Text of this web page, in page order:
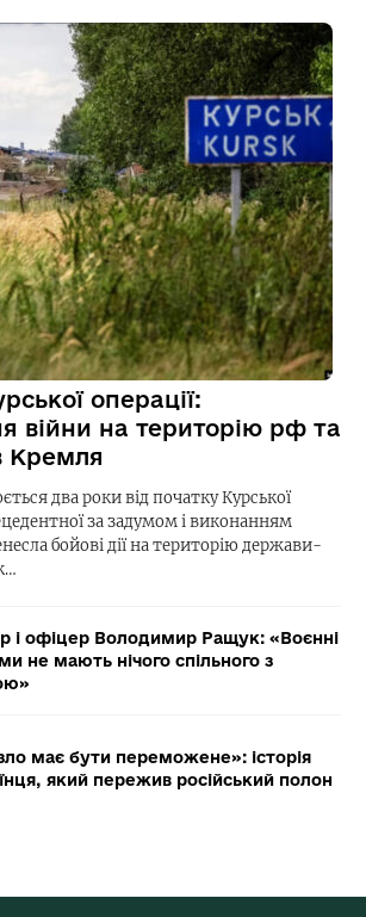
операції:
війни на територію рф та
Кремля
два роки від початку Курської
за задумом і виконанням
бойові дії на територію держави-
і офіцер Володимир Ращук: «Воєнні
не мають нічого спільного з
має бути переможене»: історія
який пережив російський полон